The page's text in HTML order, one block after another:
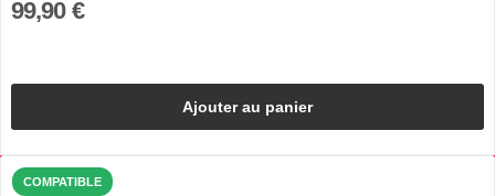
99,90 €
Ajouter au panier
COMPATIBLE